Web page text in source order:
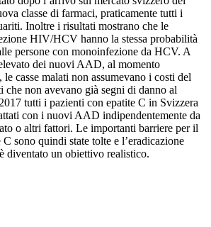
classe di farmaci, praticamente tutti i
Inoltre i risultati mostrano che le
HIV/HCV hanno la stessa probabilità
persone con monoinfezione da HCV. A
dei nuovi AAD, al momento
casse malati non assumevano i costi del
che non avevano già segni di danno al
tutti i pazienti con epatite C in Svizzera
con i nuovi AAD indipendentemente da
o altri fattori. Le importanti barriere per il
C sono quindi state tolte e l’eradicazione
diventato un obiettivo realistico.